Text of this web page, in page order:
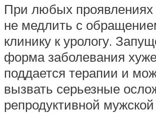
При любых проявлениях
не медлить с
клинику к урологу.
форма заболевания
поддается терапии и
вызвать серьезные
репродуктивной